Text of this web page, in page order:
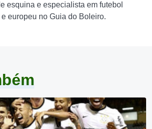
esquina e especialista em futebol
europeu no Guia do Boleiro.